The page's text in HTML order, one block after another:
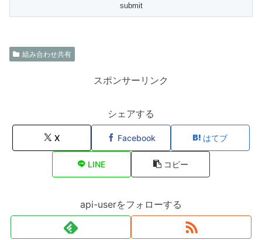
組み合わせ共有
スポンサーリンク
シェアする
X Facebook はてブ
LINE コピー
api-userをフォローする